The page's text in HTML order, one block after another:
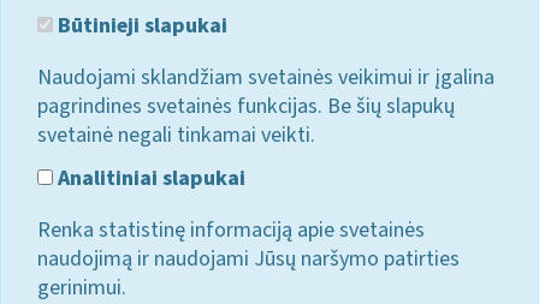
Būtinieji slapukai
Naudojami sklandžiam svetainės veikimui ir įgalina
pagrindines svetainės funkcijas. Be šių slapukų
svetainė negali tinkamai veikti.
Analitiniai slapukai
Renka statistinę informaciją apie svetainės
naudojimą ir naudojami Jūsų naršymo patirties
gerinimui.